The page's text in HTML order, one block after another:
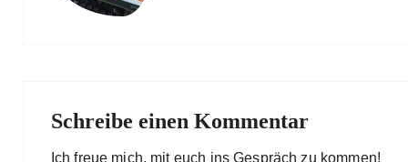
Schreibe einen Kommentar
Ich freue mich, mit euch ins Gespräch zu kommen!